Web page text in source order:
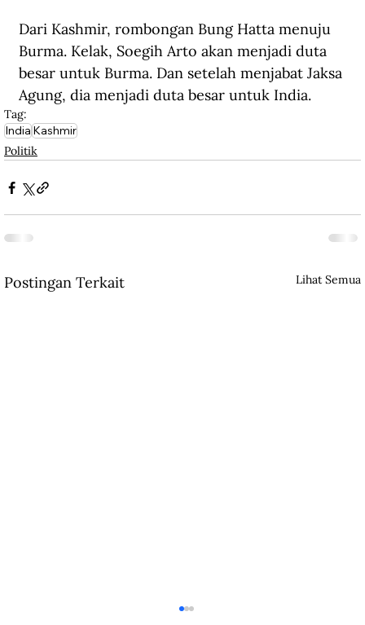
Dari Kashmir, rombongan Bung Hatta menuju
Burma. Kelak, Soegih Arto akan menjadi duta
besar untuk Burma. Dan setelah menjabat Jaksa
Agung, dia menjadi duta besar untuk India.
Tag:
IndiaKashmir
Politik
Postingan Terkait Lihat Semua